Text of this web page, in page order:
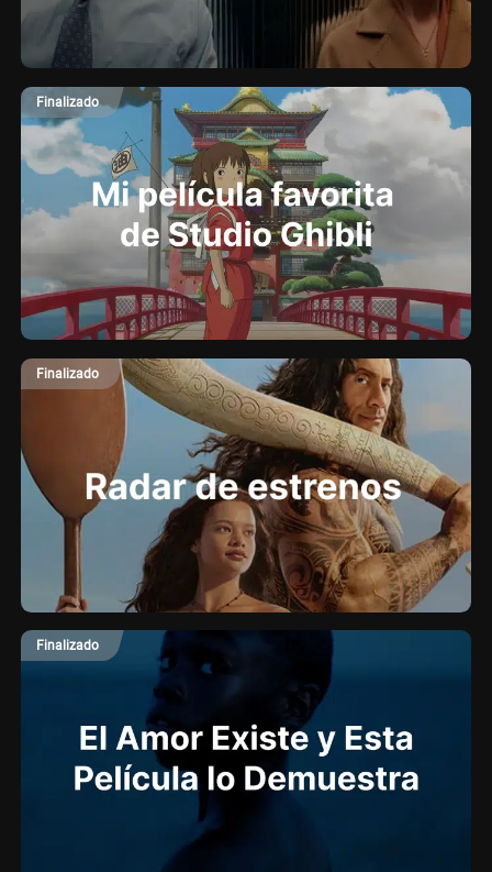
Finalizado
Finalizado
Finalizado